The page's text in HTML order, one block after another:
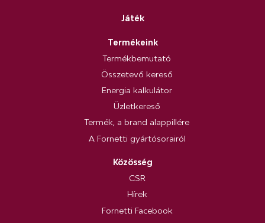
Játék
Termékeink
Termékbemutató
Összetevő kereső
Energia kalkulátor
Üzletkereső
Termék, a brand alappillére
A Fornetti gyártósorairól
Közösség
CSR
Hírek
Fornetti Facebook